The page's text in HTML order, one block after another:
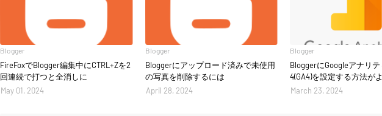
Blogger
FireFoxでBlogger編集中にCTRL+Zを2
回連続で打つと全消しに
May 01, 2024
Blogger
Bloggerにアップロード済みで未使用
の写真を削除するには
April 28, 2024
Blogger
BloggerにGoogleアナリテ
4(GA4)を設定する方法が
March 23, 2024